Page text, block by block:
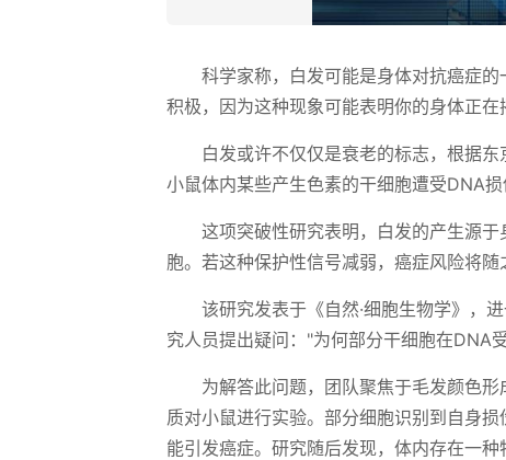
科学家称，白发可能是身体对抗癌症
积极，因为这种现象可能表明你的身体正在
白发或许不仅仅是衰老的标志，根据
小鼠体内某些产生色素的干细胞遭受DNA
这项突破性研究表明，白发的产生源
胞。若这种保护性信号减弱，癌症风险将随
该研究发表于《自然·细胞生物学》，
究人员提出疑问："为何部分干细胞在DNA
为解答此问题，团队聚焦于毛发颜色
质对小鼠进行实验。部分细胞识别到自身
能引发癌症。研究随后发现，体内存在一